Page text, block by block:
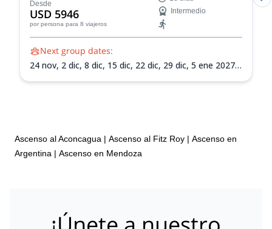
Desde
USD 5946
por persona para 8 viajeros
Intermedio
Next group dates:
24 nov, 2 dic, 8 dic, 15 dic, 22 dic, 29 dic, 5 ene 2027,
Ascenso al Aconcagua | Ascenso al Fitz Roy | Ascenso en
Argentina | Ascenso en Mendoza